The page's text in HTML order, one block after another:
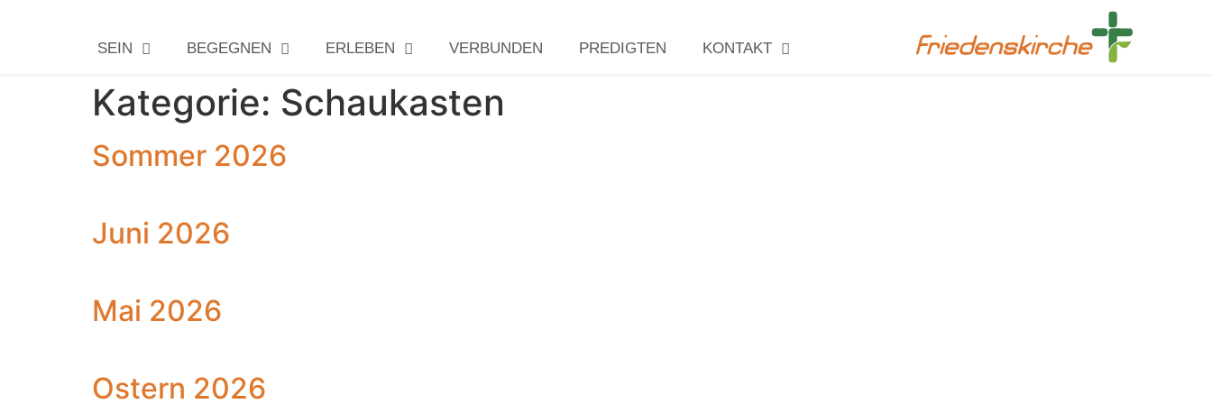
SEIN BEGEGNEN ERLEBEN VERBUNDEN PREDIGTEN KONTAKT
Kategorie: Schaukasten
Sommer 2026
Juni 2026
Mai 2026
Ostern 2026